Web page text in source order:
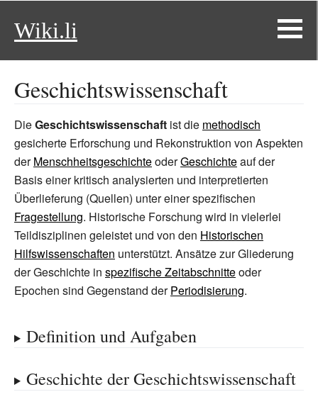
Wiki.li
Geschichtswissenschaft
DieGeschichtswissenschaft ist die methodisch
gesicherte Erforschung und Rekonstruktion von Aspekten
derMenschheitsgeschichteoderGeschichteauf der
Basis einer kritisch analysierten und interpretierten
Überlieferung (Quellen) unter einer spezifischen
Fragestellung. Historische Forschung wird in vielerlei
Teildisziplinen geleistet und von den Historischen
Hilfswissenschaften unterstützt. Ansätze zur Gliederung
der Geschichte in spezifische Zeitabschnitteoder
Epochen sind Gegenstand derPeriodisierung.
Definition und Aufgaben
Geschichte der Geschichtswissenschaft